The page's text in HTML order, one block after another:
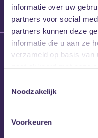
informatie over uw
partners voor social
partners kunnen deze
informatie die u aan ze
verzameld op basis van
Noodzakelijk
Voorkeuren